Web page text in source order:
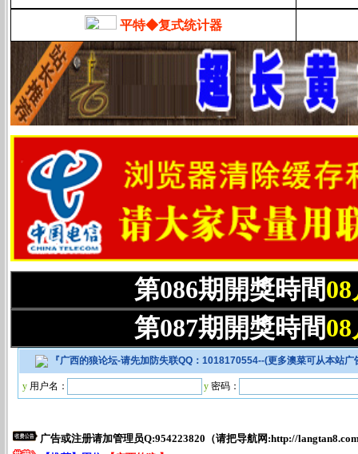
平特◆复式统计器
第086期開獎時間
第087期開獎時間
『广西的狼论坛-请先加防失联QQ：1018170554--(更多澳菜可从本站广
y用户名： y密码：